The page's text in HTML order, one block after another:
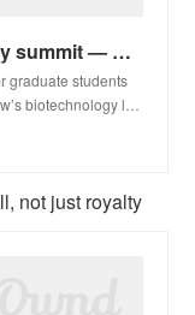
Founding a global biotechnology summit — while pursuing a PhD
graduate students
biotechnology l…
not just royalty